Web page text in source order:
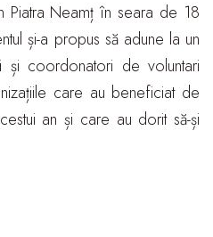
Piatra Neamț în seara de 18
și-a propus să adune la un
și coordonatori de voluntari
care au beneficiat de
an și care au dorit să-și